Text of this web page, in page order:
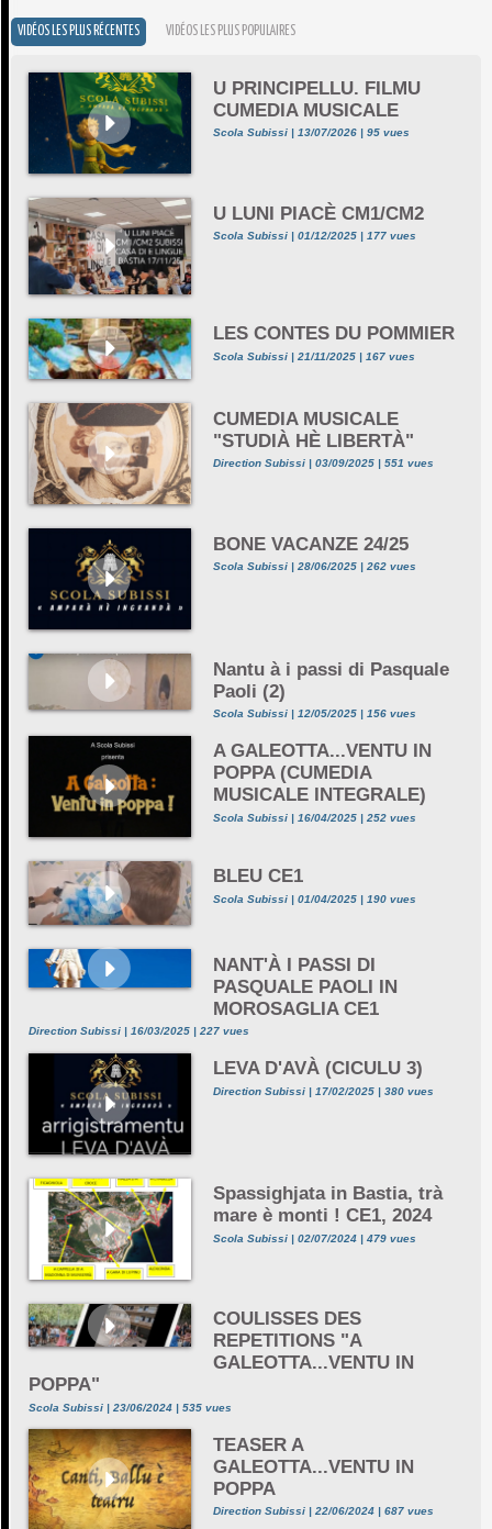
VIDÉOS LES PLUS RÉCENTES VIDÉOS LES PLUS POPULAIRES
U PRINCIPELLU. FILMU
CUMEDIA MUSICALE
Scola Subissi | 13/07/2026 | 95 vues
U LUNI PIACÈ CM1/CM2
Scola Subissi | 01/12/2025 | 177 vues
LES CONTES DU POMMIER
Scola Subissi | 21/11/2025 | 167 vues
CUMEDIA MUSICALE
"STUDIÀ HÈ LIBERTÀ"
Direction Subissi | 03/09/2025 | 551 vues
BONE VACANZE 24/25
Scola Subissi | 28/06/2025 | 262 vues
Nantu à i passi di Pasquale
Paoli (2)
Scola Subissi | 12/05/2025 | 156 vues
A GALEOTTA...VENTU IN
POPPA (CUMEDIA
MUSICALE INTEGRALE)
Scola Subissi | 16/04/2025 | 252 vues
BLEU CE1
Scola Subissi | 01/04/2025 | 190 vues
NANT'À I PASSI DI
PASQUALE PAOLI IN
MOROSAGLIA CE1
Direction Subissi | 16/03/2025 | 227 vues
LEVA D'AVÀ (CICULU 3)
Direction Subissi | 17/02/2025 | 380 vues
Spassighjata in Bastia, trà
mare è monti ! CE1, 2024
Scola Subissi | 02/07/2024 | 479 vues
COULISSES DES
REPETITIONS "A
GALEOTTA...VENTU IN
POPPA"
Scola Subissi | 23/06/2024 | 535 vues
TEASER A
GALEOTTA...VENTU IN
POPPA
Direction Subissi | 22/06/2024 | 687 vues